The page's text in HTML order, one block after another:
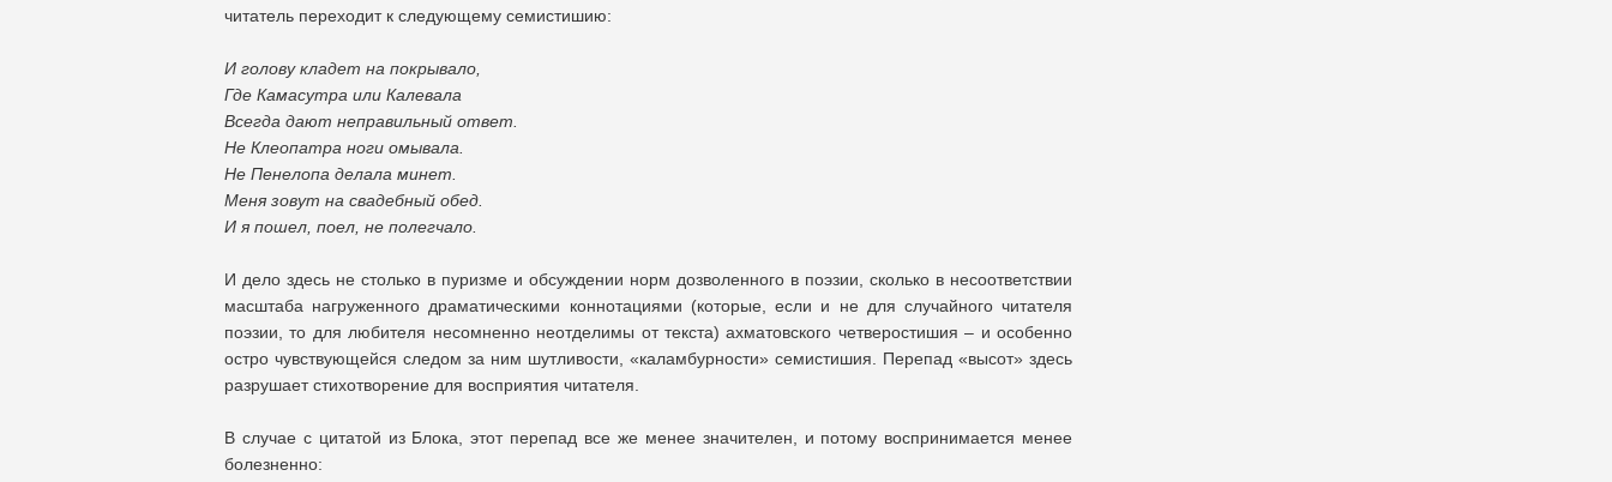
читатель переходит к следующему семистишию:
И голову кладет на покрывало,
Где Камасутра или Калевала
Всегда дают неправильный ответ.
Не Клеопатра ноги омывала.
Не Пенелопа делала минет.
Меня зовут на свадебный обед.
И я пошел, поел, не полегчало.
И дело здесь не столько в пуризме и обсуждении норм дозволенного в поэзии, сколько в несоответствии
масштаба нагруженного драматическими коннотациями (которые, если и не для случайного читателя
поэзии, то для любителя несомненно неотделимы от текста) ахматовского четверостишия – и особенно
остро чувствующейся следом за ним шутливости, «каламбурности» семистишия. Перепад «высот» здесь
разрушает стихотворение для восприятия читателя.
В случае с цитатой из Блока, этот перепад все же менее значителен, и потому воспринимается менее
болезненно: